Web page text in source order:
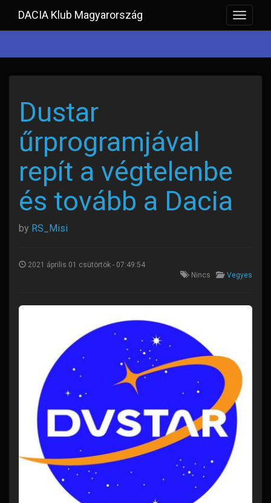
Toggle
DACIA Klub Magyarország
Dustar
űrprogramjával
repít a végtelenbe
és tovább a Dacia
by RS_Misi
2021 április 01 csütörtök - 07:49:54
Nincs
Vegyes